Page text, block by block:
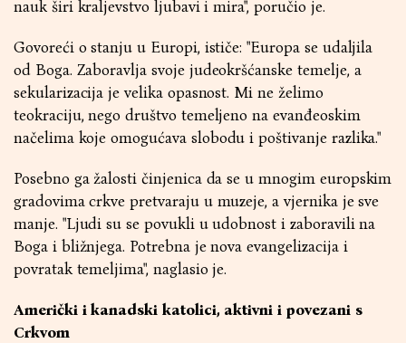
nauk širi kraljevstvo ljubavi i mira", poručio je.
Govoreći o stanju u Europi, ističe: "Europa se udaljila
od Boga. Zaboravlja svoje judeokršćanske temelje, a
sekularizacija je velika opasnost. Mi ne želimo
teokraciju, nego društvo temeljeno na evanđeoskim
načelima koje omogućava slobodu i poštivanje razlika."
Posebno ga žalosti činjenica da se u mnogim europskim
gradovima crkve pretvaraju u muzeje, a vjernika je sve
manje. "Ljudi su se povukli u udobnost i zaboravili na
Boga i bližnjega. Potrebna je nova evangelizacija i
povratak temeljima", naglasio je.
Američki i kanadski katolici, aktivni i povezani s
Crkvom